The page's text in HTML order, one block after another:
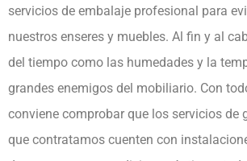
servicios de embalaje profesional para
nuestros enseres y muebles. Al fin y al
del tiempo como las humedades y la
grandes enemigos del mobiliario. Con
conviene comprobar que los servicios de
que contratamos cuenten con